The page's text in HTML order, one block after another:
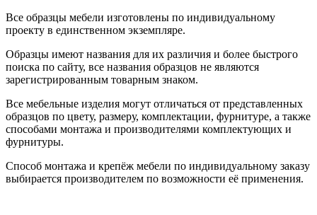
Все образцы мебели изготовлены по индивидуальному
проекту в единственном экземпляре.
Образцы имеют названия для их различия и более быстрого
поиска по сайту, все названия образцов не являются
зарегистрированным товарным знаком.
Все мебельные изделия могут отличаться от представленных
образцов по цвету, размеру, комплектации, фурнитуре, а также
способами монтажа и производителями комплектующих и
фурнитуры.
Способ монтажа и крепёж мебели по индивидуальному заказу
выбирается производителем по возможности её применения.